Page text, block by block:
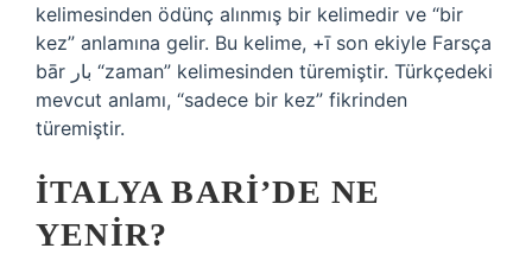
kelimesinden ödünç alınmış bir kelimedir ve “bir
kez” anlamına gelir. Bu kelime, +ī son ekiyle Farsça
bār بار “zaman” kelimesinden türemiştir. Türkçedeki
mevcut anlamı, “sadece bir kez” fikrinden
türemiştir.
İTALYA BARI’DE NE
YENIR?